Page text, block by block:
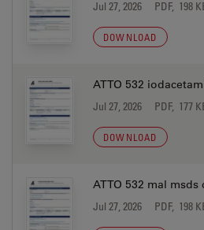
Jul 27, 2026 PDF, 198
DOWNLOAD
ATTO 532
Jul 27, 2026 PDF, 177
DOWNLOAD
ATTO 532 mal msds
Jul 27, 2026 PDF, 198